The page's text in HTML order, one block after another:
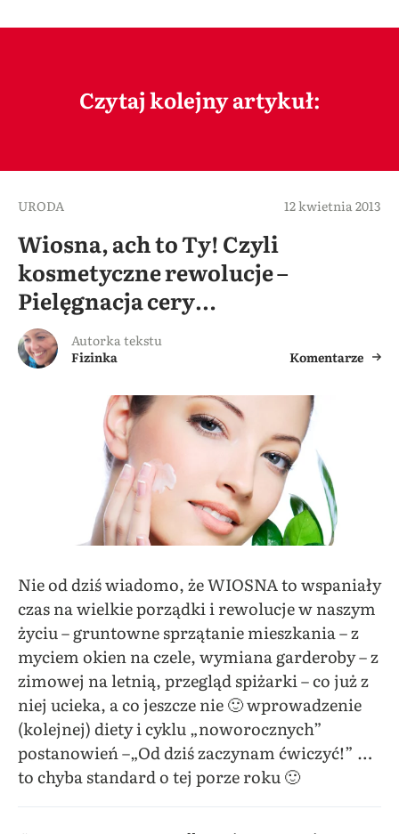
Czytaj kolejny artykuł:
URODA 12 kwietnia 2013
Wiosna, ach to Ty! Czyli
kosmetyczne rewolucje –
Pielęgnacja cery…
Autorka tekstu
Fizinka
Komentarze
Nie od dziś wiadomo, że WIOSNA to wspaniały
czas na wielkie porządki i rewolucje w naszym
życiu – gruntowne sprzątanie mieszkania – z
myciem okien na czele, wymiana garderoby – z
zimowej na letnią, przegląd spiżarki – co już z
niej ucieka, a co jeszcze nie 🙂 wprowadzenie
(kolejnej) diety i cyklu „noworocznych”
postanowień –„Od dziś zaczynam ćwiczyć!” …
to chyba standard o tej porze roku 🙂